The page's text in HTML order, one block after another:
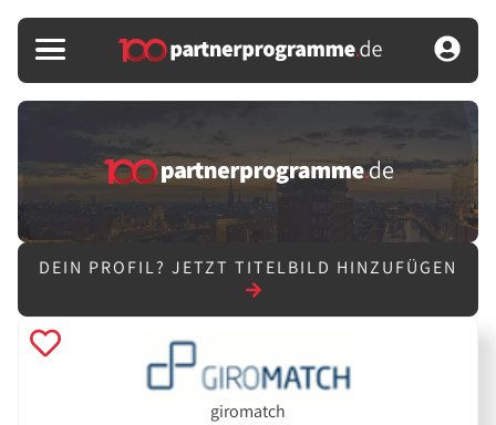
DEIN PROFIL? JETZT TITELBILD HINZUFÜGEN
giromatch